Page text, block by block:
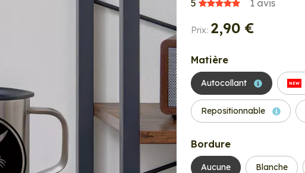
5 1 avis
Prix: 2,90 €
Matière
Autocollant NEW
Repositionnable
Bordure
Aucune Blanche